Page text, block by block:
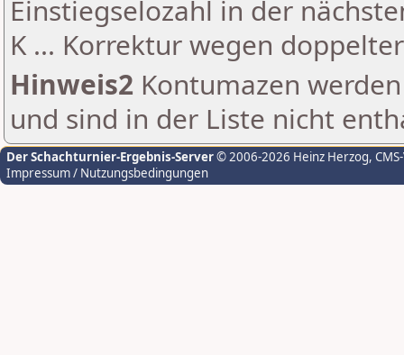
Einstiegselozahl in der
K ... Korrektur wegen
Hinweis2 Kontumazen
und sind in der Liste nicht
Der Schachturnier-Ergebnis-Server© 2006-2026 Heinz Herzog,
Impressum / Nutzungsbedingungen